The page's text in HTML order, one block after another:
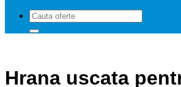
Caută
după:
Hrana uscata